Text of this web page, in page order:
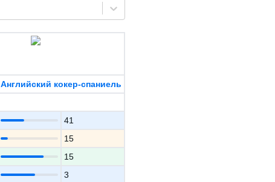
Английский кокер-спаниель
41
15
15
3